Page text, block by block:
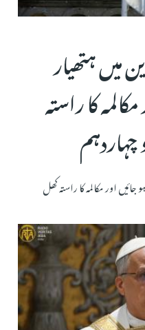
میں ہتھیار
کا راستہ
اور مکالمہ کا راستہ کھل